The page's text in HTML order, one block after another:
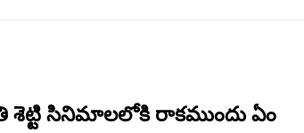
శెట్టి సినిమాల‌లోకి రాక‌ముందు ఏం